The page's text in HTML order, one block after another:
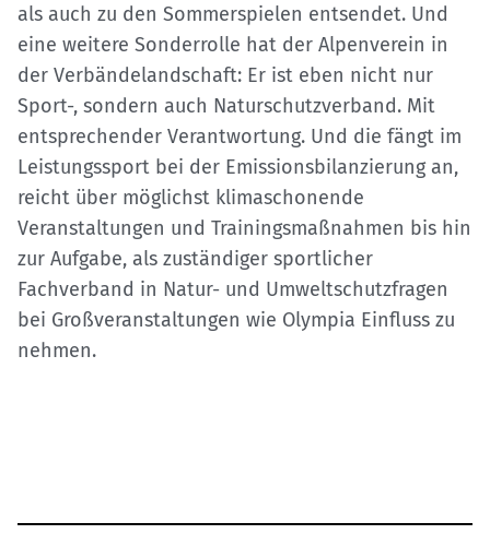
als auch zu den Sommerspielen entsendet. Und
eine weitere Sonderrolle hat der Alpenverein in
der Verbändelandschaft: Er ist eben nicht nur
Sport-, sondern auch Naturschutzverband. Mit
entsprechender Verantwortung. Und die fängt im
Leistungssport bei der Emissionsbilanzierung an,
reicht über möglichst klimaschonende
Veranstaltungen und Trainingsmaßnahmen bis hin
zur Aufgabe, als zuständiger sportlicher
Fachverband in Natur- und Umweltschutzfragen
bei Großveranstaltungen wie Olympia Einfluss zu
nehmen.